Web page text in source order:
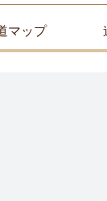
マップ